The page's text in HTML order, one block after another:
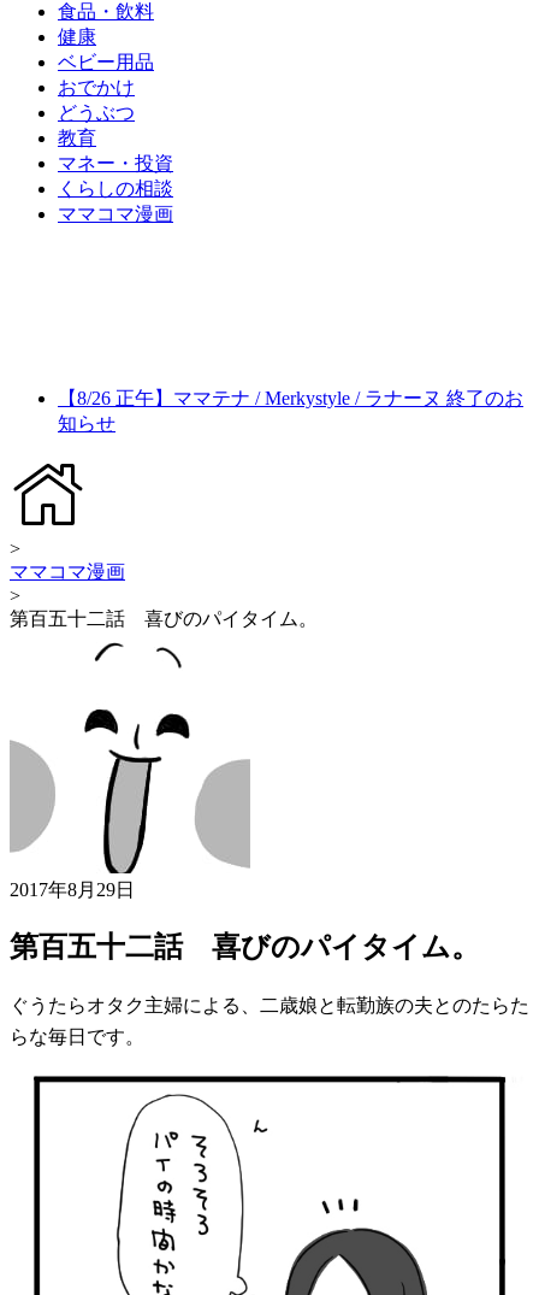
食品・飲料
健康
ベビー用品
おでかけ
どうぶつ
教育
マネー・投資
くらしの相談
ママコマ漫画
【8/26 正午】ママテナ / Merkystyle / ラナーヌ 終了のお
知らせ
>
ママコマ漫画
>
第百五十二話 喜びのパイタイム。
2017年8月29日
第百五十二話 喜びのパイタイム。
ぐうたらオタク主婦による、二歳娘と転勤族の夫とのたらた
らな毎日です。